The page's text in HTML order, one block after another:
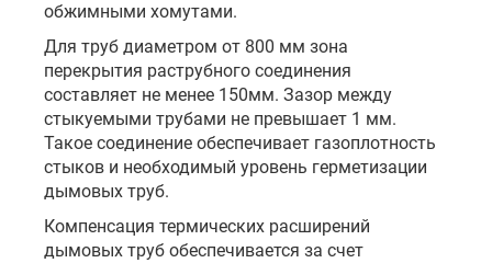
обжимными хомутами.
Для труб диаметром от 800 мм зона
перекрытия раструбного соединения
составляет не менее 150мм. Зазор между
стыкуемыми трубами не превышает 1 мм.
Такое соединение обеспечивает газоплотность
стыков и необходимый уровень герметизации
дымовых труб.
Компенсация термических расширений
дымовых труб обеспечивается за счет